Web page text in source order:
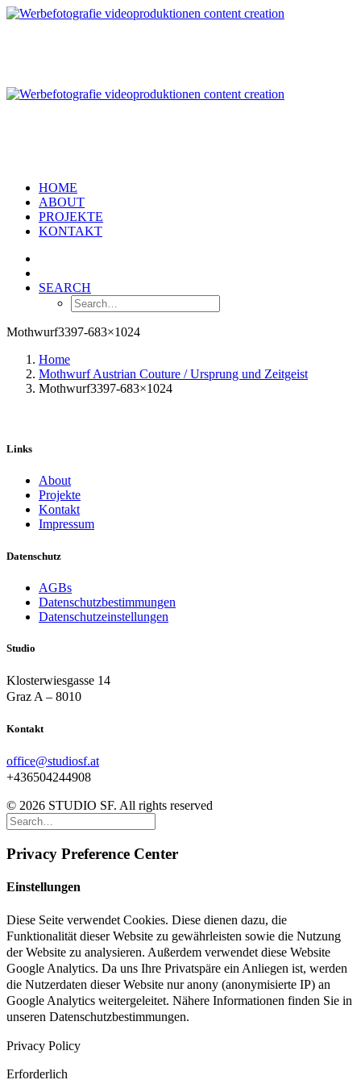
HOME
ABOUT
PROJEKTE
KONTAKT
SEARCH
Mothwurf3397-683×1024
Home
Mothwurf Austrian Couture / Ursprung und Zeitgeist
Mothwurf3397-683×1024
Links
About
Projekte
Kontakt
Impressum
Datenschutz
AGBs
Datenschutzbestimmungen
Datenschutzeinstellungen
Studio
Klosterwiesgasse 14
Graz A – 8010
Kontakt
office@studiosf.at
+436504244908
© 2026 STUDIO SF. All rights reserved
Privacy Preference Center
Einstellungen
Diese Seite verwendet Cookies. Diese dienen dazu, die
Funktionalität dieser Website zu gewährleisten sowie die Nutzung
der Website zu analysieren. Außerdem verwendet diese Website
Google Analytics. Da uns Ihre Privatspäre ein Anliegen ist, werden
die Nutzerdaten dieser Website nur anony (anonymisierte IP) an
Google Analytics weitergeleitet. Nähere Informationen finden Sie in
unseren Datenschutzbestimmungen.
Privacy Policy
Erforderlich